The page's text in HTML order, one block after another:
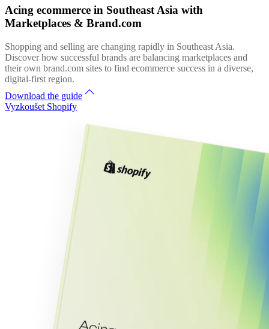
Acing ecommerce in Southeast Asia with
Marketplaces & Brand.com
Shopping and selling are changing rapidly in Southeast Asia.
Discover how successful brands are balancing marketplaces and
their own brand.com sites to find ecommerce success in a diverse,
digital-first region.
Download the guide
Vyzkoušet Shopify